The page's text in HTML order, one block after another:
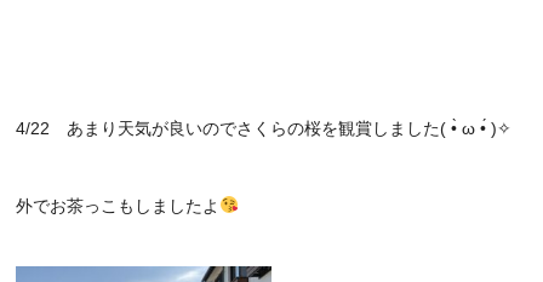
4/22 あまり天気が良いのでさくらの桜を観賞しました( •̀ ω •́ )✧
外でお茶っこもしましたよ